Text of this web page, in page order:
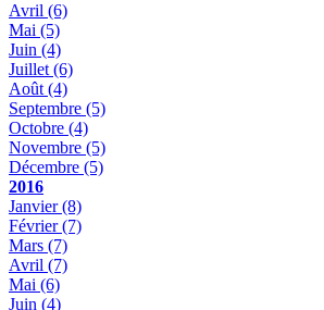
Avril (6)
Mai (5)
Juin (4)
Juillet (6)
Août (4)
Septembre (5)
Octobre (4)
Novembre (5)
Décembre (5)
2016
Janvier(8)
Février(7)
Mars (7)
Avril (7)
Mai (6)
Juin (4)